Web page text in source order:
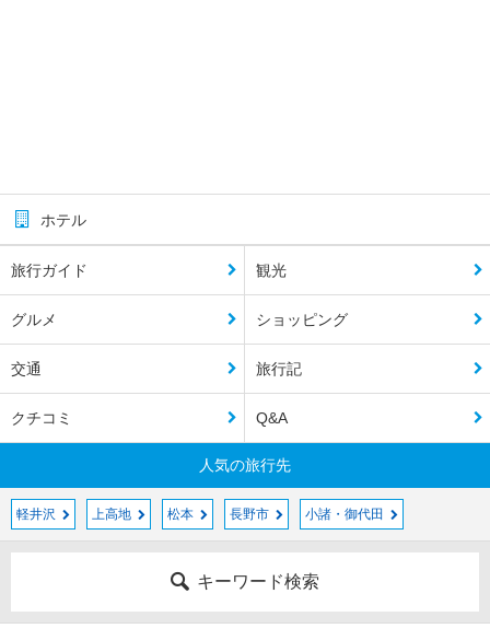
ホテル
旅行ガイド 観光
グルメ ショッピング
交通 旅行記
クチコミ Q&A
人気の旅行先
軽井沢 上高地 松本 長野市 小諸・御代田
キーワード検索